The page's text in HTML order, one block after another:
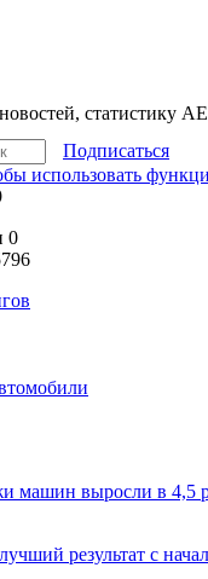
статистику
Подписаться
0
машин выросли в 4,5
результат с